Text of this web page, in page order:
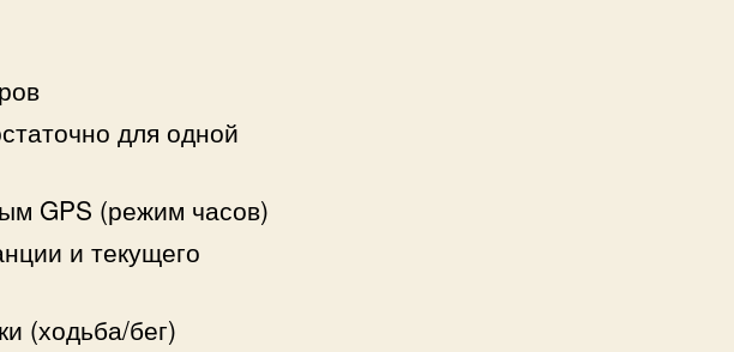
для одной
GPS (режим часов)
и текущего
(ходьба/бег)